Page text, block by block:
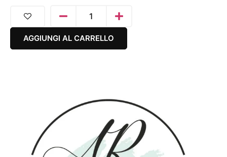
AGGIUNGI AL CARRELLO